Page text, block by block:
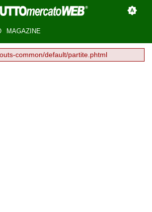
MAGAZINE
common/default/partite.phtml